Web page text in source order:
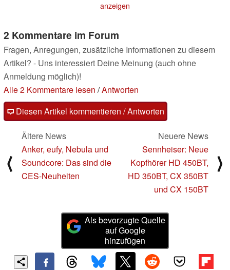
anzeigen
2 Kommentare im Forum
Fragen, Anregungen, zusätzliche Informationen zu diesem
Artikel? - Uns interessiert Deine Meinung (auch ohne
Anmeldung möglich)!
Alle 2 Kommentare lesen /Antworten
Diesen Artikel kommentieren / Antworten
⟨
Ältere News
Anker, eufy, Nebula und
Soundcore: Das sind die
CES-Neuheiten
Neuere News
Sennheiser: Neue
Kopfhörer HD 450BT,
HD 350BT, CX 350BT
und CX 150BT
⟩
Als bevorzugte Quelle
auf Google
hinzufügen